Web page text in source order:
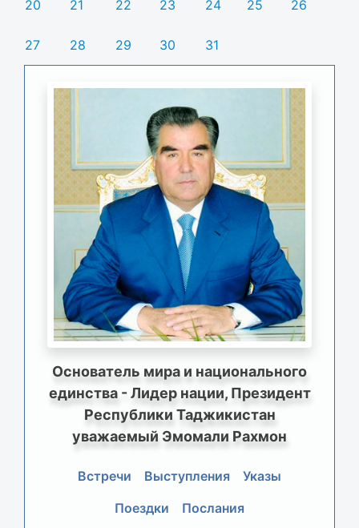
20 21 22 23 24 25 26
27 28 29 30 31
Основатель мира и национального
единства - Лидер нации, Президент
Республики Таджикистан
уважаемый Эмомали Рахмон
Встречи Выступления
Указы
Поездки
Послания